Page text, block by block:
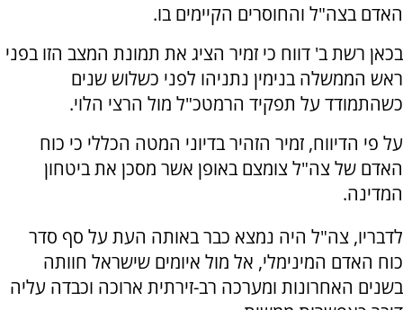
האדם בצה"ל והחוסרים הקיימים בו.
בכאן רשת ב' דווח כי זמיר הציג את תמונת המצב הזו בפני
ראש הממשלה בנימין נתניהו לפני כשלוש שנים
כשהתמודד על תפקיד הרמטכ"ל מול הרצי הלוי.
על פי הדיווח, זמיר הזהיר בדיוני המטה הכללי כי כוח
האדם של צה"ל צומצם באופן אשר מסכן את ביטחון
המדינה.
לדבריו, צה"ל היה נמצא כבר באותה העת על סף סדר
כוח האדם המינימלי, אל מול איומים שישראל חוותה
בשנים האחרונות ומערכה רב-זירתית ארוכה וכבדה עליה